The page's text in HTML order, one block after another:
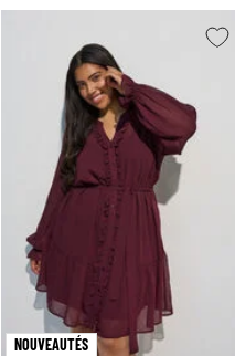
NOUVEAUTÉS